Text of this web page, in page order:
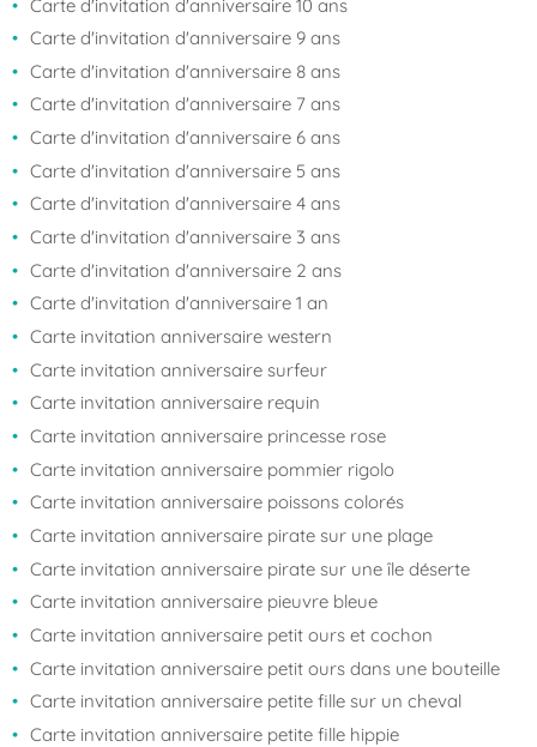
Carte d'invitation d'anniversaire 10 ans
Carte d'invitation d'anniversaire 9 ans
Carte d'invitation d'anniversaire 8 ans
Carte d'invitation d'anniversaire 7 ans
Carte d'invitation d'anniversaire 6 ans
Carte d'invitation d'anniversaire 5 ans
Carte d'invitation d'anniversaire 4 ans
Carte d'invitation d'anniversaire 3 ans
Carte d'invitation d'anniversaire 2 ans
Carte d'invitation d'anniversaire 1 an
Carte invitation anniversaire western
Carte invitation anniversaire surfeur
Carte invitation anniversaire requin
Carte invitation anniversaire princesse rose
Carte invitation anniversaire pommier rigolo
Carte invitation anniversaire poissons colorés
Carte invitation anniversaire pirate sur une plage
Carte invitation anniversaire pirate sur une île déserte
Carte invitation anniversaire pieuvre bleue
Carte invitation anniversaire petit ours et cochon
Carte invitation anniversaire petit ours dans une bouteille
Carte invitation anniversaire petite fille sur un cheval
Carte invitation anniversaire petite fille hippie